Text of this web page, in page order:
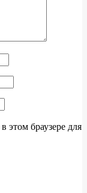
этом браузере для